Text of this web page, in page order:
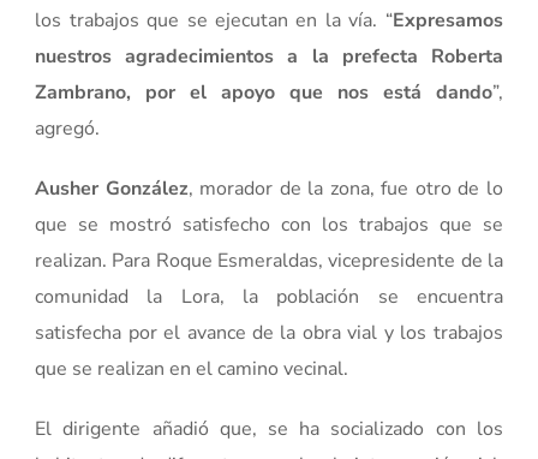
los trabajos que se ejecutan en la vía. “Expresamos
nuestros agradecimientos a la prefecta Roberta
Zambrano, por el apoyo que nos está dando”,
agregó.
Ausher González, morador de la zona, fue otro de lo
que se mostró satisfecho con los trabajos que se
realizan. Para Roque Esmeraldas, vicepresidente de la
comunidad la Lora, la población se encuentra
satisfecha por el avance de la obra vial y los trabajos
que se realizan en el camino vecinal.
El dirigente añadió que, se ha socializado con los